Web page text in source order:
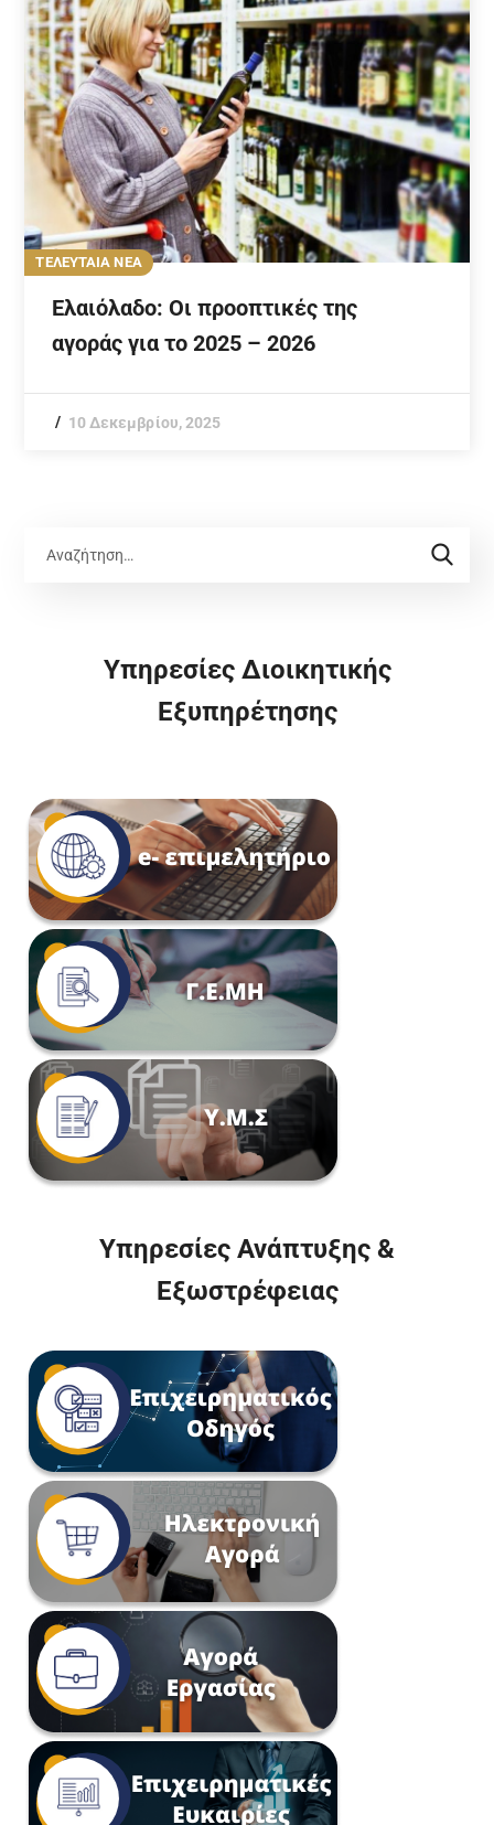
ΤΕΛΕΥΤΑΙΑ ΝΕΑ
Ελαιόλαδο: Οι προοπτικές της
αγοράς για το 2025 – 2026
10 Δεκεμβρίου, 2025
Υπηρεσίες Διοικητικής
Εξυπηρέτησης
Υπηρεσίες Ανάπτυξης &
Εξωστρέφειας